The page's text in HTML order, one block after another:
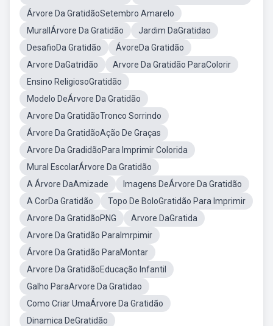
Árvore Da GratidãoSetembro Amarelo
MurallÁrvore Da Gratidão
Jardim DaGratidao
DesafioDa Gratidão
ÁvoreDa Gratidão
Arvore DaGatridão
Arvore Da Gratidão ParaColorir
Ensino ReligiosoGratidão
Modelo DeÁrvore Da Gratidão
Arvore Da GratidãoTronco Sorrindo
Árvore Da GratidãoAção De Graças
Arvore Da GradidãoPara Imprimir Colorida
Mural EscolarÁrvore Da Gratidão
A Árvore DaAmizade
Imagens DeÁrvore Da Gratidão
A CorDa Gratidão
Topo De BoloGratidão Para Imprimir
Arvore Da GratidãoPNG
Arvore DaGratida
Arvore Da Gratidão ParaImrpimir
Árvore Da Gratidão ParaMontar
Arvore Da GratidãoEducação Infantil
Galho ParaArvore Da Gratidao
Como Criar UmaÁrvore Da Gratidão
Dinamica DeGratidão